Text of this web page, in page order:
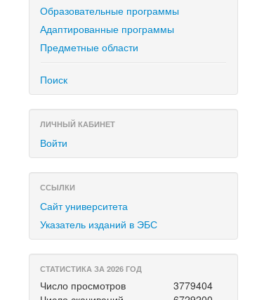
Образовательные программы
Адаптированные программы
Предметные области
Поиск
ЛИЧНЫЙ КАБИНЕТ
Войти
ССЫЛКИ
Сайт университета
Указатель изданий в ЭБС
СТАТИСТИКА ЗА 2026 ГОД
Число просмотров
3779404